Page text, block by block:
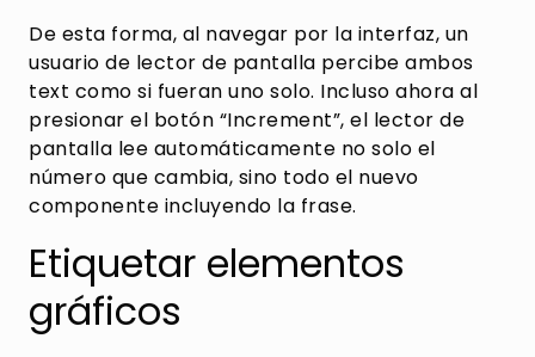
De esta forma, al navegar por la interfaz, un
usuario de lector de pantalla percibe ambos
text como si fueran uno solo. Incluso ahora al
presionar el botón “Increment”, el lector de
pantalla lee automáticamente no solo el
número que cambia, sino todo el nuevo
componente incluyendo la frase.
Etiquetar elementos
gráficos